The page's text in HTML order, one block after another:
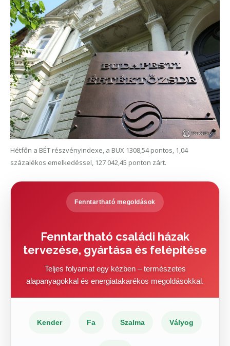
Hétfőn a BÉT részvényindexe, a BUX 1308,54 pontos, 1,04
százalékos emelkedéssel, 127 042,45 ponton zárt.
Fenntartható megoldások
Fenntartható családi házak
tervezése, gyártása és felépítése
Teljes folyamat egy kézben – természetes
alapanyagokkal és energiatakarékos megoldásokkal.
Kender Fa Szalma Vályog